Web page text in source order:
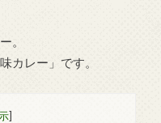
。
カレー」です。
]